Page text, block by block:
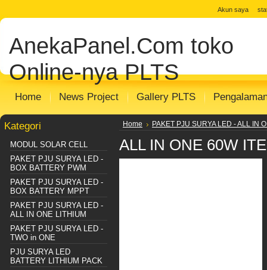
Distributor Solar Cell
Panel
panel surya Distributor PJU Surya
Sentralisasi
Distributor SHS SISTEM
Akun saya
AnekaPanel.Com toko
Online-nya PLTS
Home News Project Gallery PLTS
Kategori
MODUL SOLAR CELL
PAKET PJU SURYA LED -
BOX BATTERY PWM
PAKET PJU SURYA LED -
BOX BATTERY MPPT
PAKET PJU SURYA LED -
ALL IN ONE LITHIUM
PAKET PJU SURYA LED -
TWO in ONE
PJU SURYA LED
BATTERY LITHIUM PACK
Home PAKET PJU SURYA LED - ALL IN
ALL IN ONE 60W